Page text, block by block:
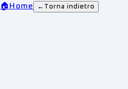
🏠 Home ← Torna indietro